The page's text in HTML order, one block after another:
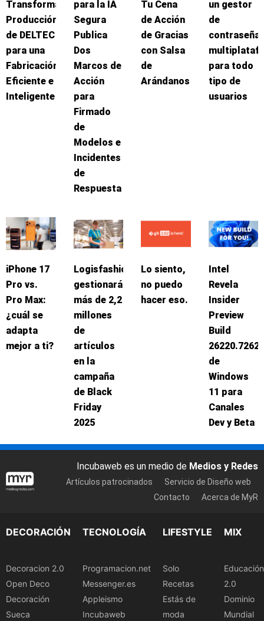
Transforma
Producción
de DELTEC
para una
Fabricación
Eficiente e
Inteligente
para la IA
Segura
Publica
Dos
Marcos de
Acción
para
Firmado
de
Modelos e
Incidentes
de
Respuesta
Tu Cena
de Acción
de Gracias
con Salsa
de
Arándanos
un gestor
de
para todo
tipo de
usuarios
iPhone 17
Pro vs.
Pro Max:
¿cuál se
adapta
mejor a ti?
Logisfashion
gestionará
más de 2,2
millones
de
artículos
en la
campaña
de Black
Friday
2025
Lo siento,
no puedo
hacer eso.
Intel
Revela
Insider
Preview
Build
26220.7262
de
Windows
11 para
Canales
Dev y Beta
Incubaweb es un medio de Medios y Redes
Artículos patrocinados
Servicio de Diseño web
Contacto
Acerca de MyR
DECORACIÓN
Decoracion 2.0
Open Deco
Decoración
Sueca
TECNOLOGÍA
Programacion.net
Messenger.es
Appleismo
Incubaweb
LIFESTYLE
Solo
Recetas
Estás de
moda
MIX
Educación
2.0
Dominio
Mundial